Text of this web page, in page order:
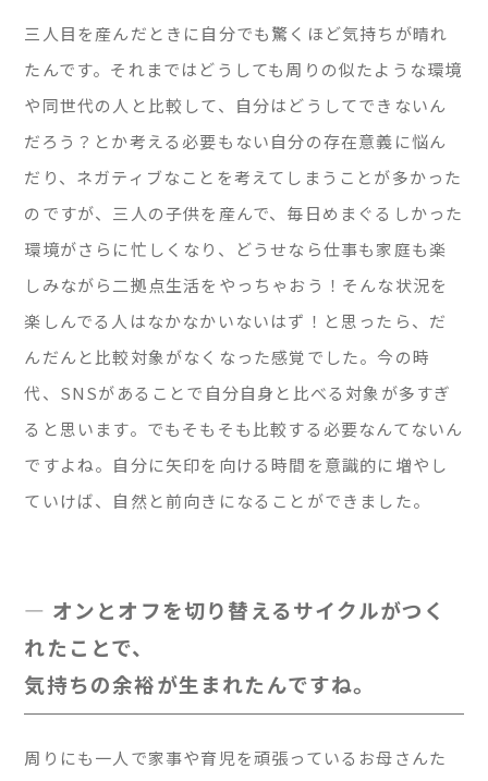
三人目を産んだときに自分でも驚くほど気持ちが晴れ
たんです。それまではどうしても周りの似たような環境
や同世代の人と比較して、自分はどうしてできないん
だろう？とか考える必要もない自分の存在意義に悩ん
だり、ネガティブなことを考えてしまうことが多かった
のですが、三人の子供を産んで、毎日めまぐるしかった
環境がさらに忙しくなり、どうせなら仕事も家庭も楽
しみながら二拠点生活をやっちゃおう！そんな状況を
楽しんでる人はなかなかいないはず！と思ったら、だ
んだんと比較対象がなくなった感覚でした。今の時
代、SNSがあることで自分自身と比べる対象が多すぎ
ると思います。でもそもそも比較する必要なんてないん
ですよね。自分に矢印を向ける時間を意識的に増やし
ていけば、自然と前向きになることができました。
— オンとオフを切り替えるサイクルがつく
れたことで、
気持ちの余裕が生まれたんですね。
周りにも一人で家事や育児を頑張っているお母さんた